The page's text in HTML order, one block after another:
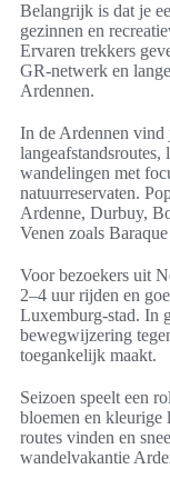
Belangrijk is dat je
gezinnen en
Ervaren trekkers
GR-netwerk en
Ardennen.
In de Ardennen vind
langeafstandsroutes,
wandelingen met
natuurreservaten.
Ardenne, Durbuy,
Venen zoals
Voor bezoekers uit
2–4 uur rijden en
Luxemburg-stad. In
bewegwijzering
toegankelijk maakt.
Seizoen speelt een
bloemen en kleurige
routes vinden en
wandelvakantie